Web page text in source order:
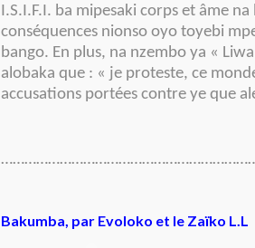
I.S.I.F.I. ba mipesaki corps et âme
conséquences nionso oyo toyebi
bango. En plus, na nzembo ya «
alobaka que : « je proteste, ce
accusations portées contre ye que
Bakumba, par Evoloko et le Zaïko L.L